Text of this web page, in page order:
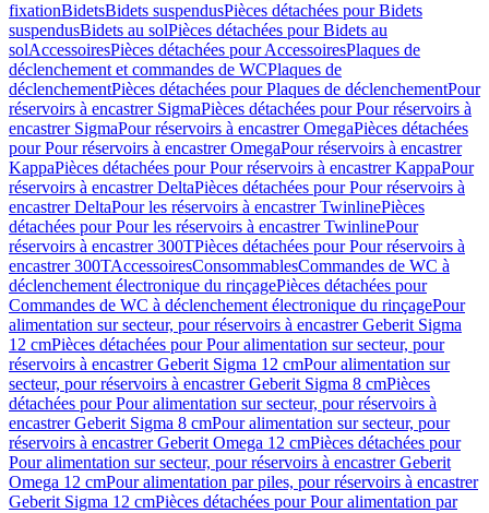
fixationBidetsBidets suspendusPièces détachées pour Bidets
suspendusBidets au solPièces détachées pour Bidets au
solAccessoiresPièces détachées pour AccessoiresPlaques de
déclenchement et commandes de WCPlaques de
déclenchementPièces détachées pour Plaques de déclenchementPour
réservoirs à encastrer SigmaPièces détachées pour Pour réservoirs à
encastrer SigmaPour réservoirs à encastrer OmegaPièces détachées
pour Pour réservoirs à encastrer OmegaPour réservoirs à encastrer
KappaPièces détachées pour Pour réservoirs à encastrer KappaPour
réservoirs à encastrer DeltaPièces détachées pour Pour réservoirs à
encastrer DeltaPour les réservoirs à encastrer TwinlinePièces
détachées pour Pour les réservoirs à encastrer TwinlinePour
réservoirs à encastrer 300TPièces détachées pour Pour réservoirs à
encastrer 300TAccessoiresConsommablesCommandes de WC à
déclenchement électronique du rinçagePièces détachées pour
Commandes de WC à déclenchement électronique du rinçagePour
alimentation sur secteur, pour réservoirs à encastrer Geberit Sigma
12 cmPièces détachées pour Pour alimentation sur secteur, pour
réservoirs à encastrer Geberit Sigma 12 cmPour alimentation sur
secteur, pour réservoirs à encastrer Geberit Sigma 8 cmPièces
détachées pour Pour alimentation sur secteur, pour réservoirs à
encastrer Geberit Sigma 8 cmPour alimentation sur secteur, pour
réservoirs à encastrer Geberit Omega 12 cmPièces détachées pour
Pour alimentation sur secteur, pour réservoirs à encastrer Geberit
Omega 12 cmPour alimentation par piles, pour réservoirs à encastrer
Geberit Sigma 12 cmPièces détachées pour Pour alimentation par